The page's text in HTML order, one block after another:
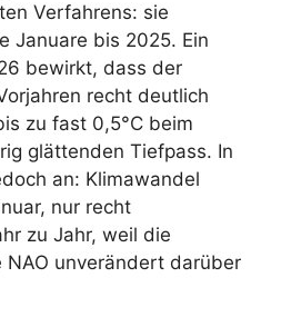
Verfahrens: sie
Januare bis 2025. Ein
bewirkt, dass der
recht deutlich
zu fast 0,5°C beim
glättenden Tiefpass. In
an: Klimawandel
nur recht
zu Jahr, weil die
unverändert darüber